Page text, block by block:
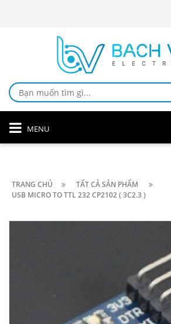
MENU
TRANG CHỦ
TẤT CẢ SẢN PHẨM
USB MICRO TO TTL 232 CP2102 ( 3C2.3 )